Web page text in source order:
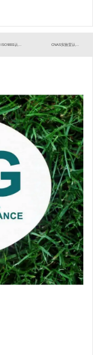
ISO9001认... CNAS实验室认...